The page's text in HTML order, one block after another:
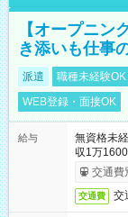
【オープニン
き添いも仕事
派遣 職種未経験OK
WEB登録・面接OK
給与
無資格未
収1万
交通費
交通費 交